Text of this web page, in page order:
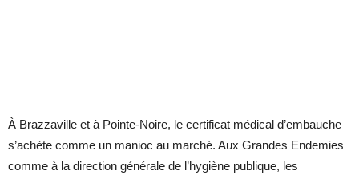
À Brazzaville et à Pointe-Noire, le certificat médical d’embauche
s’achète comme un manioc au marché. Aux Grandes Endemies
comme à la direction générale de l’hygiène publique, les